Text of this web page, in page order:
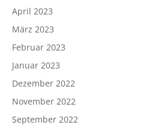
April 2023
März 2023
Februar 2023
Januar 2023
Dezember 2022
November 2022
September 2022